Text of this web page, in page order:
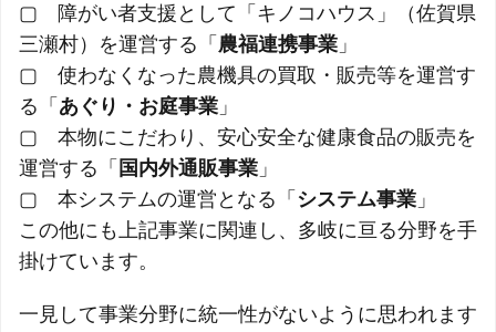
▢ 障がい者支援として「キノコハウス」（佐賀県
三瀬村）を運営する「 農福連携事業 」
▢ 使わなくなった農機具の買取・販売等を運営す
る「 あぐり・お庭事業 」
▢ 本物にこだわり、安心安全な健康食品の販売を
運営する「 国内外通販事業 」
▢ 本システムの運営となる「 システム事業 」
この他にも上記事業に関連し、多岐に亘る分野を手
掛けています。
一見して事業分野に統一性がないように思われます